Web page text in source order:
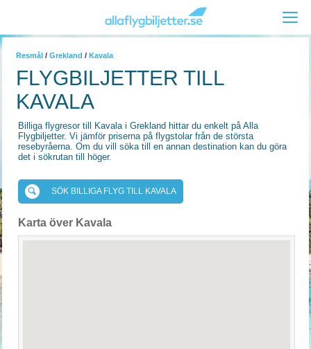
Resmål / Grekland / Kavala
FLYGBILJETTER TILL
KAVALA
Billiga flygresor till Kavala i Grekland hittar du enkelt på Alla
Flygbiljetter. Vi jämför priserna på flygstolar från de största
resebyråerna. Om du vill söka till en annan destination kan du göra
det i sökrutan till höger.
SÖK BILLIGA FLYG TILL KAVALA
Karta över Kavala